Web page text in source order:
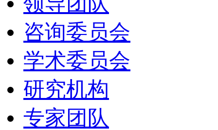
咨询委员会
学术委员会
研究机构
专家团队